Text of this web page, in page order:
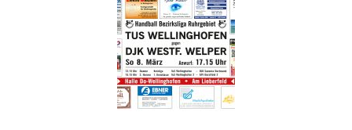
Welper
wichtige
Punkte“